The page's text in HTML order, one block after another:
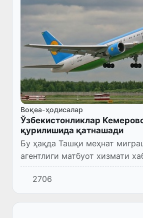
Воқеа-ҳодисалар
Ўзбекистонликлар
қурилишида қатнашади
Бу ҳақда Ташқи меҳнат
агентлиги матбуот хизмати
айтилишича, хорижий
берувчилар билан
қурилиш, хизмат кўрсатиш
2706